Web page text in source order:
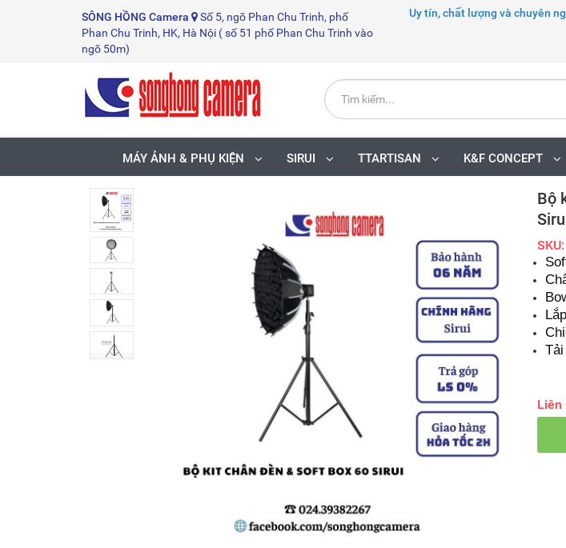
SÔNG HỒNG Camera
Số 5, ngõ Phan Chu Trinh, phố
Phan Chu Trinh, HK, Hà Nội ( số 51 phố Phan Chu Trinh vào
ngõ 50m)
Uy tín, chất lượng và chuyên
MÁY ẢNH & PHỤ KIỆN SIRUI TTARTISAN K&F CONCEPT
Bộ
Liên